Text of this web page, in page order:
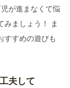
が進まなくて悩
みましょう！ ま
すすめの遊びも
夫して